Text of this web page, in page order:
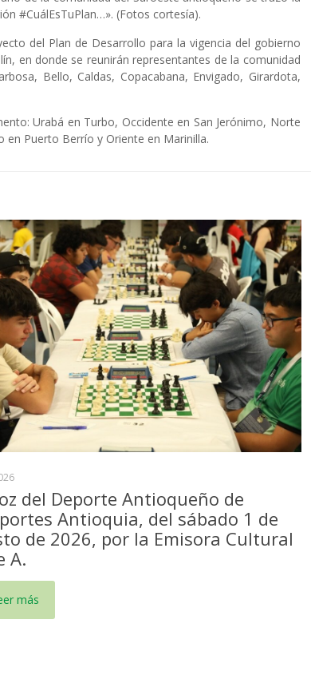
#CuálEsTuPlan…». (Fotos cortesía).
del Plan de Desarrollo para la vigencia del gobierno
en donde se reunirán representantes de la comunidad
Bello, Caldas, Copacabana, Envigado, Girardota,
Urabá en Turbo, Occidente en San Jerónimo, Norte
en Puerto Berrío y Oriente en Marinilla.
del Deporte Antioqueño de
Antioquia, del sábado 1 de
de 2026, por la Emisora Cultural
A.
más